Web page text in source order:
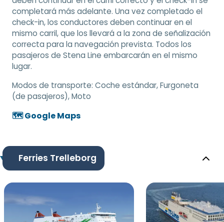
completará más adelante. Una vez completado el
check-in, los conductores deben continuar en el
mismo carril, que los llevará a la zona de señalización
correcta para la navegación prevista. Todos los
pasajeros de Stena Line embarcarán en el mismo
lugar.
Modos de transporte: Coche estándar, Furgoneta
(de pasajeros), Moto
🗺️ Google Maps
Ferries Trelleborg